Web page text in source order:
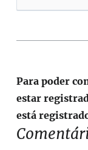
Para poder
estar
está